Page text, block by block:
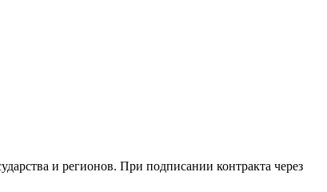
и регионов. При подписании контракта через